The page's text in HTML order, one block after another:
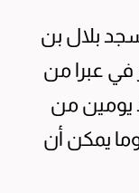
بلال بن
في عبرا من
يومين من
يمكن أن